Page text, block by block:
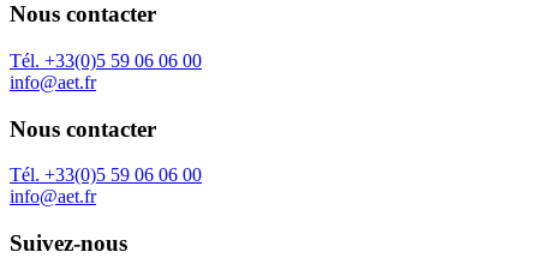
Nous contacter
Tél. +33(0)5 59 06 06 00
info@aet.fr
Nous contacter
Tél. +33(0)5 59 06 06 00
info@aet.fr
Suivez-nous